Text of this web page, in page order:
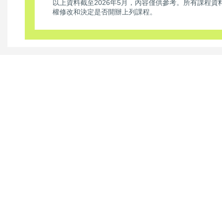
以上資料截至2026年5月，內容僅供參考。所有課程資
權修改和決定是否開辦上列課程。